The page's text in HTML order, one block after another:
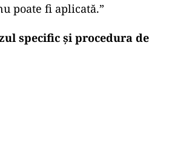
poate fi aplicată.”
specific și procedura de